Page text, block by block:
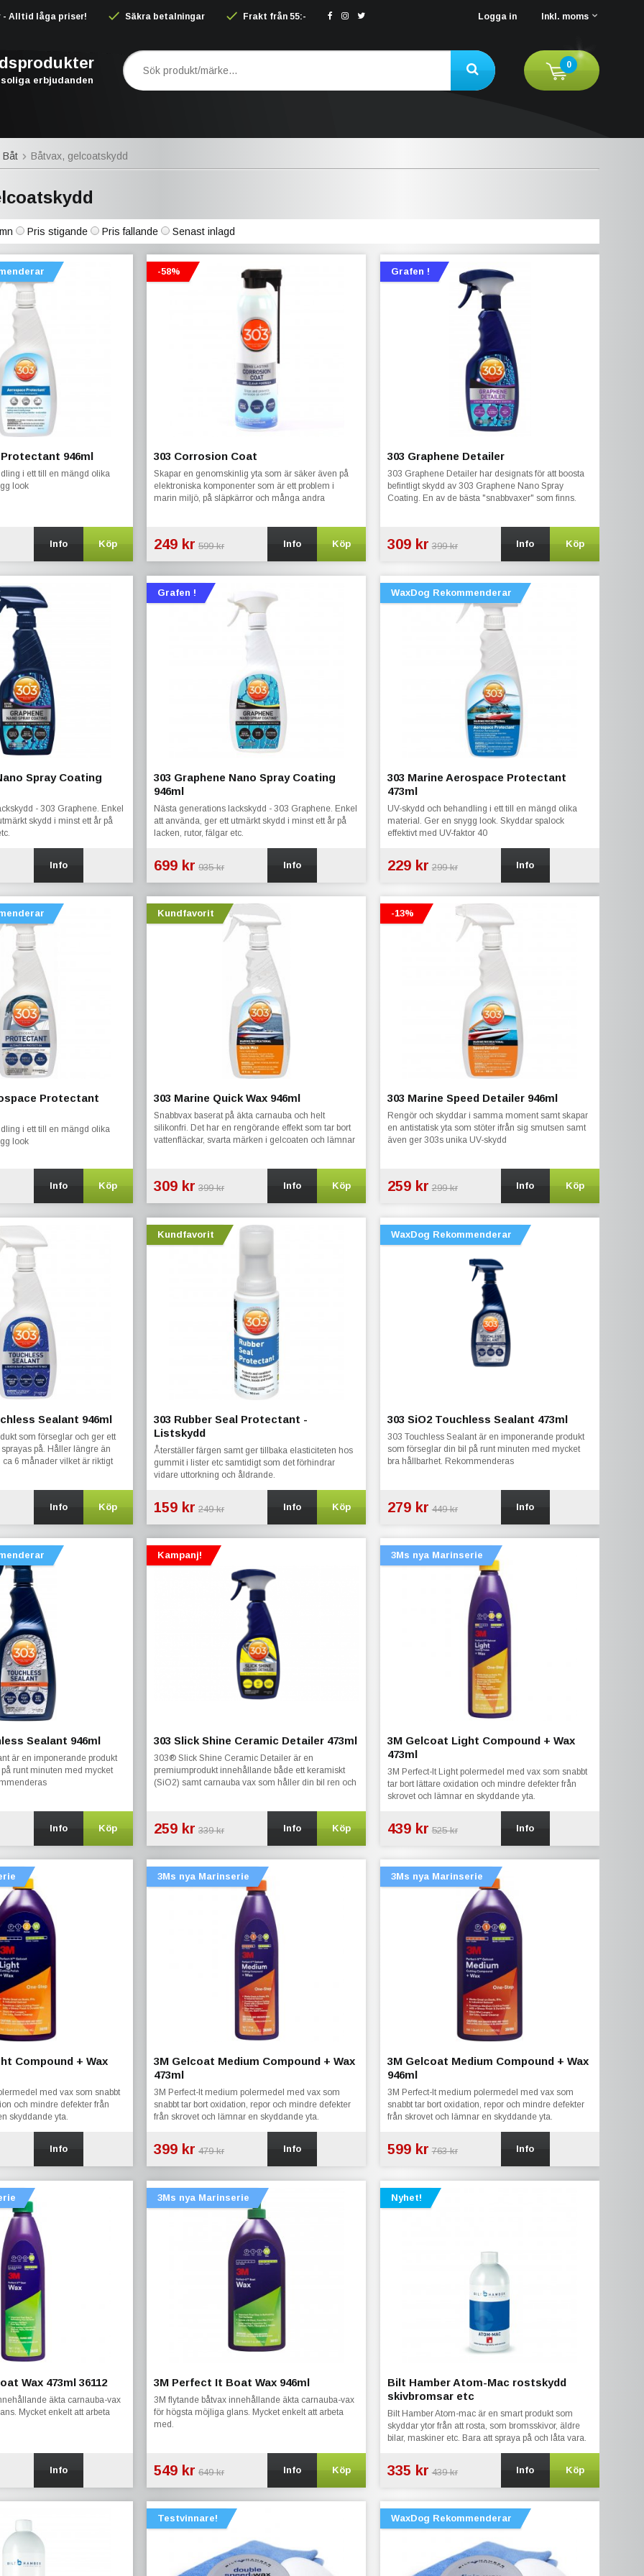
Alltid låga priser! Säkra betalningar Frakt från 55:- Logga in Inkl. moms
erbjudanden
0
Båt Båtvax, gelcoatskydd
Pris stigande Pris fallande Senast inlagd
946ml
i ett till en mängd olika
look
Info Köp
-58%
303 Corrosion Coat
Skapar en genomskinlig yta som är säker även på
elektroniska komponenter som är ett problem i
marin miljö, på släpkärror och många andra
249 kr 599 kr Info Köp
Grafen !
303 Graphene Detailer
303 Graphene Detailer har designats för att boosta
befintligt skydd av 303 Graphene Nano Spray
Coating. En av de bästa "snabbvaxer" som finns.
309 kr 399 kr Info Köp
Spray Coating
- 303 Graphene. Enkel
skydd i minst ett år på
Info
Grafen !
303 Graphene Nano Spray Coating
946ml
Nästa generations lackskydd - 303 Graphene. Enkel
att använda, ger ett utmärkt skydd i minst ett år på
lacken, rutor, fälgar etc.
699 kr 935 kr Info
WaxDog Rekommenderar
303 Marine Aerospace Protectant
473ml
UV-skydd och behandling i ett till en mängd olika
material. Ger en snygg look. Skyddar spalock
effektivt med UV-faktor 40
229 kr 299 kr Info
Protectant
i ett till en mängd olika
look
Info Köp
Kundfavorit
303 Marine Quick Wax 946ml
Snabbvax baserat på äkta carnauba och helt
silikonfri. Det har en rengörande effekt som tar bort
vattenfläckar, svarta märken i gelcoaten och lämnar
309 kr 399 kr Info Köp
-13%
303 Marine Speed Detailer 946ml
Rengör och skyddar i samma moment samt skapar
en antistatisk yta som stöter ifrån sig smutsen samt
även ger 303s unika UV-skydd
259 kr 299 kr Info Köp
Sealant 946ml
som förseglar och ger ett
på. Håller längre än
ca 6 månader vilket är riktigt
Info Köp
Kundfavorit
303 Rubber Seal Protectant -
Listskydd
Återställer färgen samt ger tillbaka elasticiteten hos
gummit i lister etc samtidigt som det förhindrar
vidare uttorkning och åldrande.
159 kr 249 kr Info Köp
WaxDog Rekommenderar
303 SiO2 Touchless Sealant 473ml
303 Touchless Sealant är en imponerande produkt
som förseglar din bil på runt minuten med mycket
bra hållbarhet. Rekommenderas
279 kr 449 kr Info
Sealant 946ml
är en imponerande produkt
runt minuten med mycket
Info Köp
Kampanj!
303 Slick Shine Ceramic Detailer 473ml
303® Slick Shine Ceramic Detailer är en
premiumprodukt innehållande både ett keramiskt
(SiO2) samt carnauba vax som håller din bil ren och
259 kr 339 kr Info Köp
3Ms nya Marinserie
3M Gelcoat Light Compound + Wax
473ml
3M Perfect-It Light polermedel med vax som snabbt
tar bort lättare oxidation och mindre defekter från
skrovet och lämnar en skyddande yta.
439 kr 525 kr Info
Compound + Wax
med vax som snabbt
och mindre defekter från
skyddande yta.
Info
3Ms nya Marinserie
3M Gelcoat Medium Compound + Wax
473ml
3M Perfect-It medium polermedel med vax som
snabbt tar bort oxidation, repor och mindre defekter
från skrovet och lämnar en skyddande yta.
399 kr 479 kr Info
3Ms nya Marinserie
3M Gelcoat Medium Compound + Wax
946ml
3M Perfect-It medium polermedel med vax som
snabbt tar bort oxidation, repor och mindre defekter
från skrovet och lämnar en skyddande yta.
599 kr 763 kr Info
Wax 473ml 36112
äkta carnauba-vax
Mycket enkelt att arbeta
Info
3Ms nya Marinserie
3M Perfect It Boat Wax 946ml
3M flytande båtvax innehållande äkta carnauba-vax
för högsta möjliga glans. Mycket enkelt att arbeta
med.
549 kr 649 kr Info Köp
Nyhet!
Bilt Hamber Atom-Mac rostskydd
skivbromsar etc
Bilt Hamber Atom-mac är en smart produkt som
skyddar ytor från att rosta, som bromsskivor, äldre
bilar, maskiner etc. Bara att spraya på och låta vara.
335 kr 439 kr Info Köp
Testvinnare! WaxDog Rekommenderar